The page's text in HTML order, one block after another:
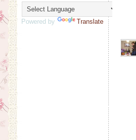
Powered by Translate